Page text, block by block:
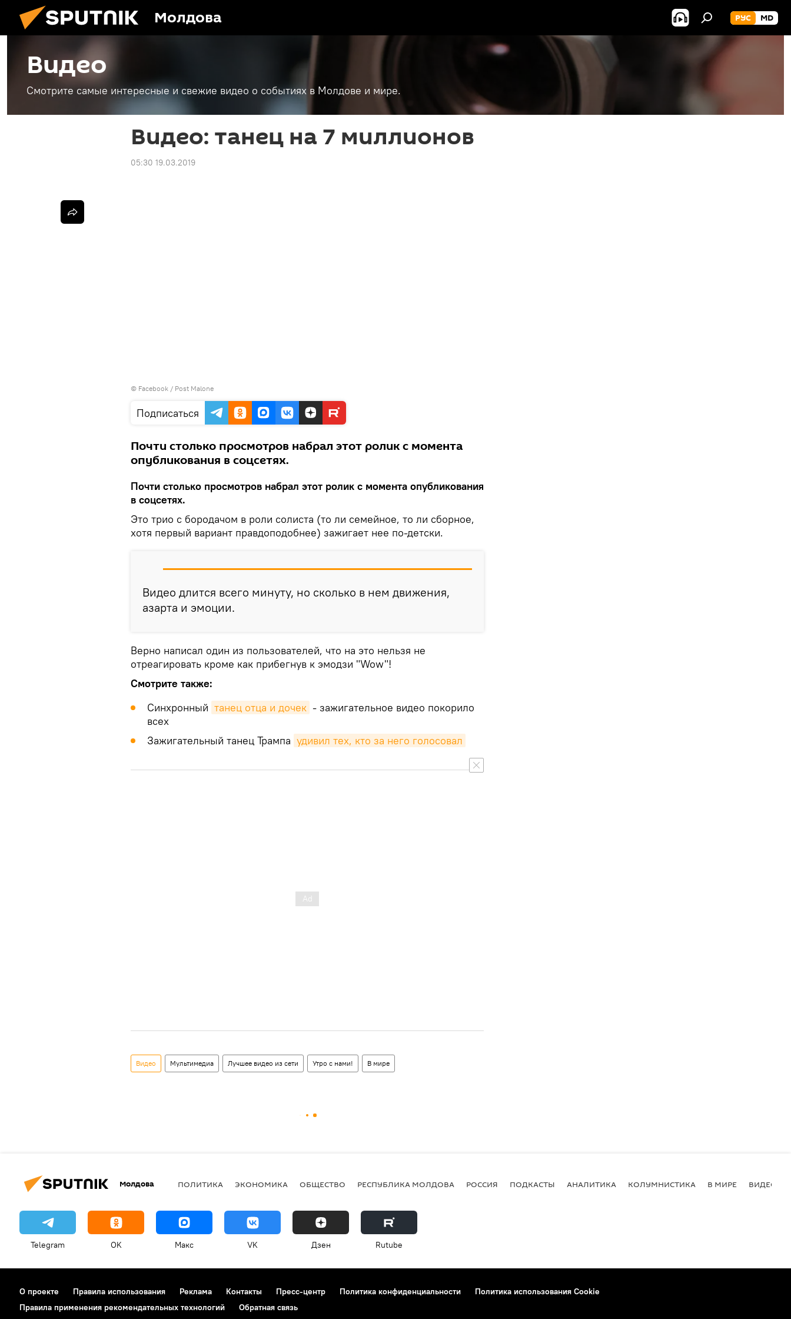
Молдова РУС MD
Видео
Смотрите самые интересные и свежие видео о событиях в Молдове и мире.
Видео: танец на 7 миллионов
05:30 19.03.2019
© Facebook / Post Malone
Подписаться
Почти столько просмотров набрал этот ролик с момента
опубликования в соцсетях.
Почти столько просмотров набрал этот ролик с момента опубликования
в соцсетях.
Это трио с бородачом в роли солиста (то ли семейное, то ли сборное,
хотя первый вариант правдоподобнее) зажигает нее по-детски.
Видео длится всего минуту, но сколько в нем движения,
азарта и эмоции.
Верно написал один из пользователей, что на это нельзя не
отреагировать кроме как прибегнув к эмодзи "Wow"!
Смотрите также:
Синхронный танец отца и дочек - зажигательное видео покорило
всех
Зажигательный танец Трампа удивил тех, кто за него голосовал
Видео Мультимедиа Лучшее видео из сети Утро с нами! В мире
Молдова ПОЛИТИКА ЭКОНОМИКА ОБЩЕСТВО РЕСПУБЛИКА МОЛДОВА РОССИЯ ПОДКАСТЫ АНАЛИТИКА КОЛУМНИСТИКА В МИРЕ ВИДЕО
Telegram OK Макс VK Дзен Rutube
О проекте Правила использования Реклама Контакты Пресс-центр Политика конфиденциальности
Политика использования Cookie
Правила применения рекомендательных технологий
Обратная связь